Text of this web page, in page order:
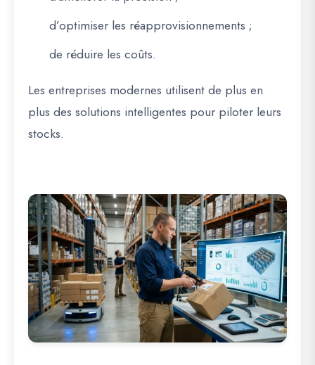
d’optimiser les réapprovisionnements ;
de réduire les coûts.
Les entreprises modernes utilisent de plus en
plus des solutions intelligentes pour piloter leurs
stocks.